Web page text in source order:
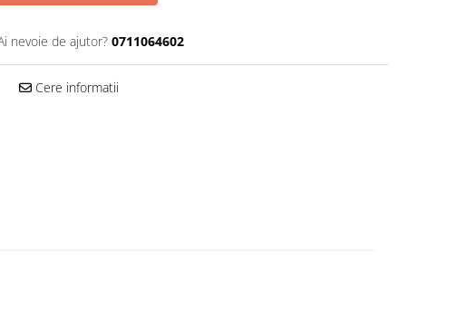
nevoie de ajutor? 0711064602
Cere informatii